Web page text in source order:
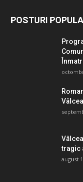
POSTURI
tragic
august